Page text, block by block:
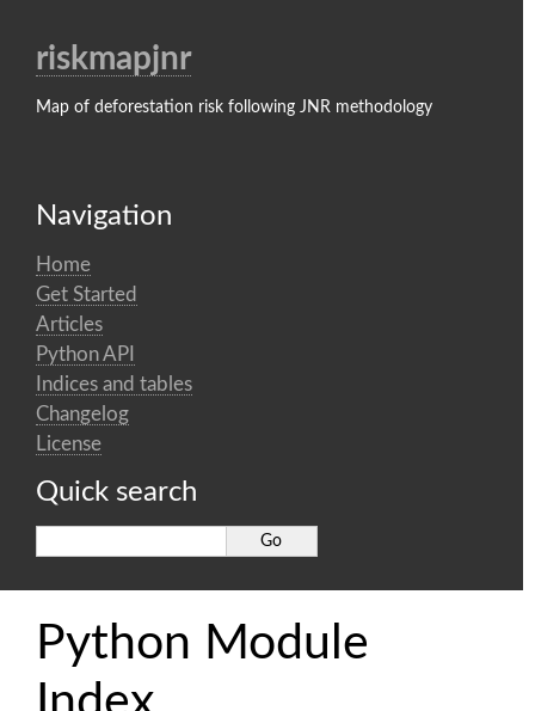
riskmapjnr
Map of deforestation risk following JNR methodology
Navigation
Home
Get Started
Articles
Python API
Indices and tables
Changelog
License
Quick search
Python Module